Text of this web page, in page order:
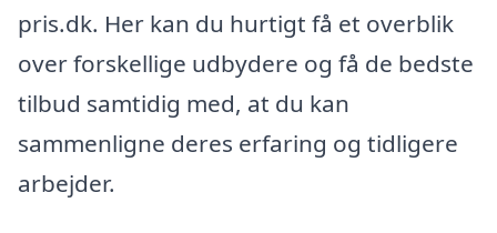
pris.dk. Her kan du hurtigt få et overblik
over forskellige udbydere og få de bedste
tilbud samtidig med, at du kan
sammenligne deres erfaring og tidligere
arbejder.